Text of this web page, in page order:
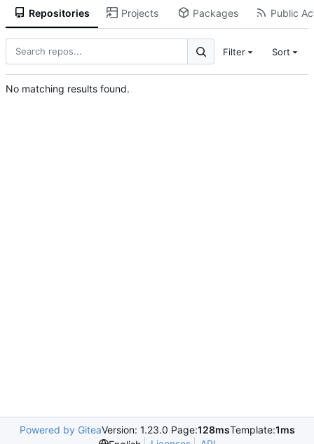
Repositories Projects Packages Public
Filter Sort
No matching results found.
Powered by GiteaVersion: 1.23.0 Page:128msTemplate:1ms